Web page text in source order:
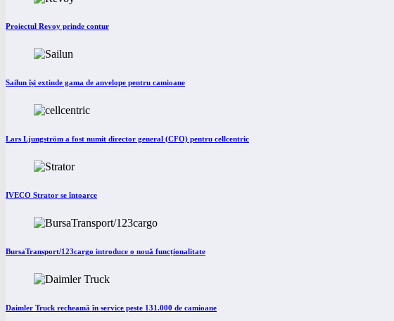
Proiectul Revoy prinde contur
Sailun își extinde gama de anvelope pentru camioane
Lars Ljungström a fost numit director general (CFO) pentru cellcentric
IVECO Strator se întoarce
BursaTransport/123cargo introduce o nouă funcționalitate
Daimler Truck recheamă în service peste 131.000 de camioane